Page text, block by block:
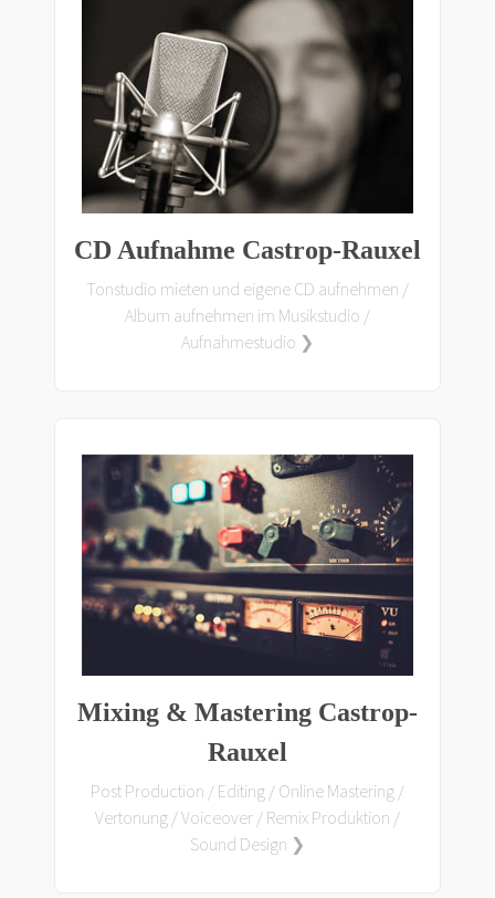
CD Aufnahme Castrop-Rauxel
Tonstudio mieten und eigene CD aufnehmen /
Album aufnehmen im Musikstudio /
Aufnahmestudio ❯
Mixing & Mastering Castrop-
Rauxel
Post Production / Editing / Online Mastering /
Vertonung / Voiceover / Remix Produktion /
Sound Design ❯